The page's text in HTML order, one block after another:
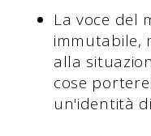
La voce del
immutabile,
alla
cose
un'identità